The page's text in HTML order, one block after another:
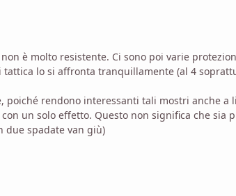
è molto resistente. Ci sono poi varie
lo si affronta tranquillamente (al 4
rendono interessanti tali mostri anche a
un solo effetto. Questo non significa che sia
due spadate van giù)